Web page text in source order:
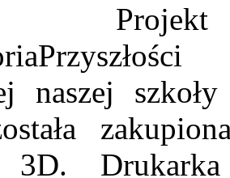
naszej
3D.